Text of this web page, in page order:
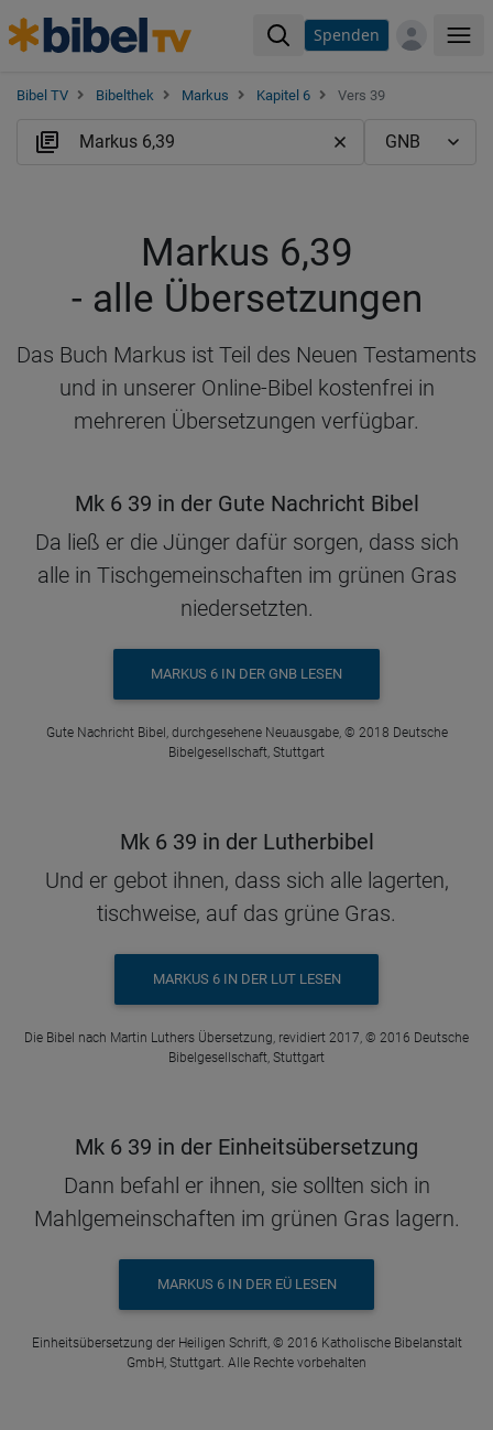
Spenden
Bibel TV Bibelthek Markus Kapitel 6 Vers 39
Markus 6,39
- alle Übersetzungen
Das Buch Markus ist Teil des Neuen Testaments
und in unserer Online-Bibel kostenfrei in
mehreren Übersetzungen verfügbar.
Mk 6 39 in der Gute Nachricht Bibel
Da ließ er die Jünger dafür sorgen, dass sich
alle in Tischgemeinschaften im grünen Gras
niedersetzten.
MARKUS 6 IN DER GNB LESEN
Gute Nachricht Bibel, durchgesehene Neuausgabe, © 2018 Deutsche
Bibelgesellschaft, Stuttgart
Mk 6 39 in der Lutherbibel
Und er gebot ihnen, dass sich alle lagerten,
tischweise, auf das grüne Gras.
MARKUS 6 IN DER LUT LESEN
Die Bibel nach Martin Luthers Übersetzung, revidiert 2017, © 2016 Deutsche
Bibelgesellschaft, Stuttgart
Mk 6 39 in der Einheitsübersetzung
Dann befahl er ihnen, sie sollten sich in
Mahlgemeinschaften im grünen Gras lagern.
MARKUS 6 IN DER EÜ LESEN
Einheitsübersetzung der Heiligen Schrift, © 2016 Katholische Bibelanstalt
GmbH, Stuttgart. Alle Rechte vorbehalten